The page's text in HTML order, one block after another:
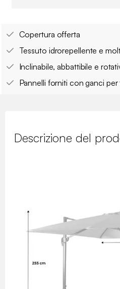
Copertura offerta
Tessuto idrorepellente e
Inclinabile, abbattibile e
Pannelli forniti con ganci per
Descrizione del